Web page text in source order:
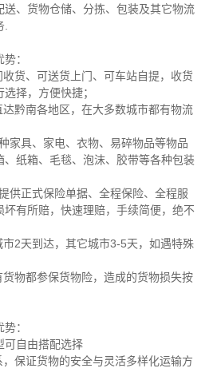
送、货物仓储、分拣、包装及其它物流
：
货、可送货上门、可车站自提，收货
择，方便快捷；
黔南各地区，在大多数城市都有物流
家具、家电、衣物、易碎物品等物品
纸箱、毛毯、泡沫、胶带等各种包装
供正式保险单据、全程保险、全程服
坏有所赔，快速理赔，手续简便，绝不
2天到达，其它城市3-5天，如遇特殊
物都参保货物险，造成的货物损失按
：
可自由搭配选择
保证货物的安全与灵活多样化运输方